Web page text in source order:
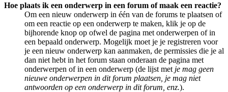
Hoe plaats ik een onderwerp in een forum of maak een reactie?
Om een nieuw onderwerp in één van de forums te plaatsen of
om een reactie op een onderwerp te maken, klik je op de
bijhorende knop op ofwel de pagina met onderwerpen of in
een bepaald onderwerp. Mogelijk moet je je registreren voor
je een nieuw onderwerp kan aanmaken, de permissies die je al
dan niet hebt in het forum staan onderaan de pagina met
onderwerpen of in een onderwerp (de lijst met je mag geen
nieuwe onderwerpen in dit forum plaatsen, je mag niet
antwoorden op een onderwerp in dit forum, enz.).